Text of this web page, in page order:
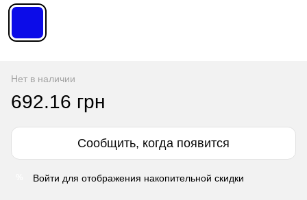
Нет в наличии
692.16 грн
Сообщить, когда появится
Войти для отображения накопительной скидки